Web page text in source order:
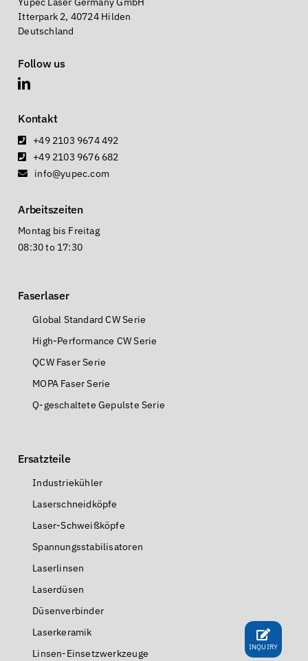
Itterpark 2, 40724 Hilden
Deutschland
Follow us
Kontakt
+49 2103 9674 492
+49 2103 9676 682
info@yupec.com
Arbeitszeiten
Montag bis Freitag
08:30 to 17:30
Faserlaser
Global Standard CW Serie
High-Performance CW Serie
QCW Faser Serie
MOPA Faser Serie
Q-geschaltete Gepulste Serie
Ersatzteile
Industriekühler
Laserschneidköpfe
Laser-Schweißköpfe
Spannungsstabilisatoren
Laserlinsen
Laserdüsen
Düsenverbinder
Laserkeramik
Linsen-Einsetzwerkzeuge
INQUIRY